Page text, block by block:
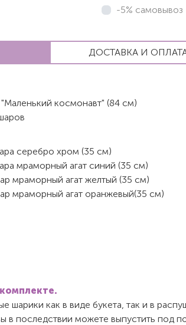
-5% самовывоз
ДОСТАВКА И
космонавт" (84 см)
серебро хром (35 см)
мраморный агат синий (35 см)
мраморный агат желтый (35 см)
мраморный агат оранжевый(35 см)
шарики как в виде букета, так и в
в последствии можете выпустить под